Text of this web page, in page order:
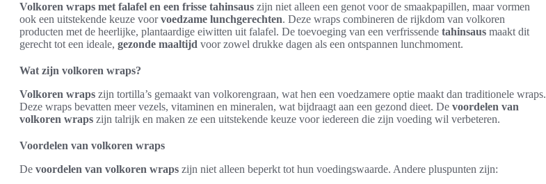
Volkoren wraps met falafel en een frisse tahinsaus zijn niet alleen een genot voor de smaakpapillen, maar vormen
ook een uitstekende keuze voorvoedzame lunchgerechten. Deze wraps combineren de rijkdom van volkoren
producten met de heerlijke, plantaardige eiwitten uit falafel. De toevoeging van een verfrissende tahinsaus maakt dit
gerecht tot een ideale, gezonde maaltijd voor zowel drukke dagen als een ontspannen lunchmoment.
Wat zijn volkoren wraps?
Volkoren wraps zijn tortilla’s gemaakt van volkorengraan, wat hen een voedzamere optie maakt dan traditionele wraps.
Deze wraps bevatten meer vezels, vitaminen en mineralen, wat bijdraagt aan een gezond dieet. De voordelen van
volkoren wraps zijn talrijk en maken ze een uitstekende keuze voor iedereen die zijn voeding wil verbeteren.
Voordelen van volkoren wraps
De voordelen van volkoren wraps zijn niet alleen beperkt tot hun voedingswaarde. Andere pluspunten zijn: